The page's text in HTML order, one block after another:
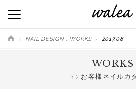
NAIL DESIGN : WORKS 2017.08
WORKS
お客様ネイルカ